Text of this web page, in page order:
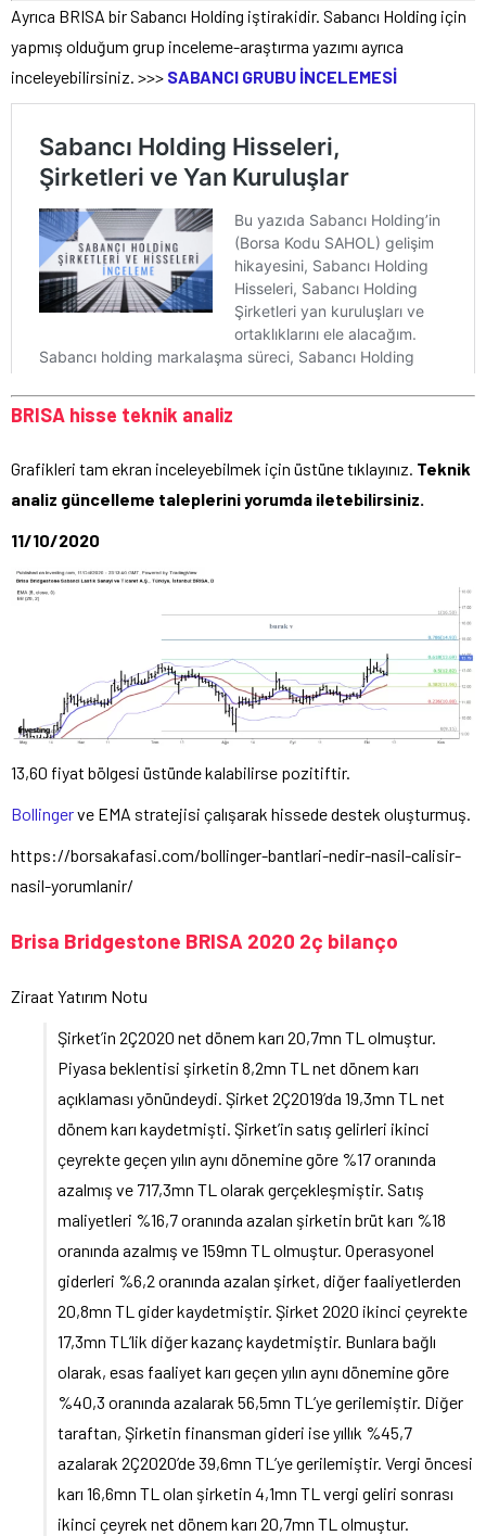
Ayrıca BRISA bir Sabancı Holding iştirakidir. Sabancı Holding için
yapmış olduğum grup inceleme-araştırma yazımı ayrıca
inceleyebilirsiniz. >>> SABANCI GRUBU İNCELEMESİ
BRISA hisse teknik analiz
Grafikleri tam ekran inceleyebilmek için üstüne tıklayınız. Teknik
analiz güncelleme taleplerini yorumda iletebilirsiniz.
11/10/2020
13,60 fiyat bölgesi üstünde kalabilirse pozitiftir.
Bollingerve EMA stratejisi çalışarak hissede destek oluşturmuş.
https://borsakafasi.com/bollinger-bantlari-nedir-nasil-calisir-
nasil-yorumlanir/
Brisa Bridgestone BRISA 2020 2ç bilanço
Ziraat Yatırım Notu
Şirket’in 2Ç2020 net dönem karı 20,7mn TL olmuştur.
Piyasa beklentisi şirketin 8,2mn TL net dönem karı
açıklaması yönündeydi. Şirket 2Ç2019’da 19,3mn TL net
dönem karı kaydetmişti. Şirket’in satış gelirleri ikinci
çeyrekte geçen yılın aynı dönemine göre %17 oranında
azalmış ve 717,3mn TL olarak gerçekleşmiştir. Satış
maliyetleri %16,7 oranında azalan şirketin brüt karı %18
oranında azalmış ve 159mn TL olmuştur. Operasyonel
giderleri %6,2 oranında azalan şirket, diğer faaliyetlerden
20,8mn TL gider kaydetmiştir. Şirket 2020 ikinci çeyrekte
17,3mn TL’lik diğer kazanç kaydetmiştir. Bunlara bağlı
olarak, esas faaliyet karı geçen yılın aynı dönemine göre
%40,3 oranında azalarak 56,5mn TL’ye gerilemiştir. Diğer
taraftan, Şirketin finansman gideri ise yıllık %45,7
azalarak 2Ç2020’de 39,6mn TL’ye gerilemiştir. Vergi öncesi
karı 16,6mn TL olan şirketin 4,1mn TL vergi geliri sonrası
ikinci çeyrek net dönem karı 20,7mn TL olmuştur.